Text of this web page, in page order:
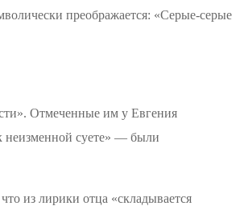
преображается: «Серые-серые
Отмеченные им у Евгения
неизменной суете» — были
из лирики отца «складывается